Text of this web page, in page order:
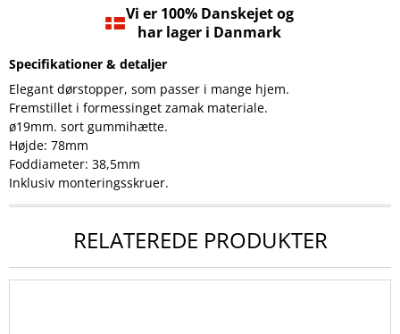
Vi er 100% Danskejet og
har lager i Danmark
Specifikationer & detaljer
Elegant dørstopper, som passer i mange hjem.
Fremstillet i formessinget zamak materiale.
ø19mm. sort gummihætte.
Højde: 78mm
Foddiameter: 38,5mm
Inklusiv monteringsskruer.
RELATEREDE PRODUKTER